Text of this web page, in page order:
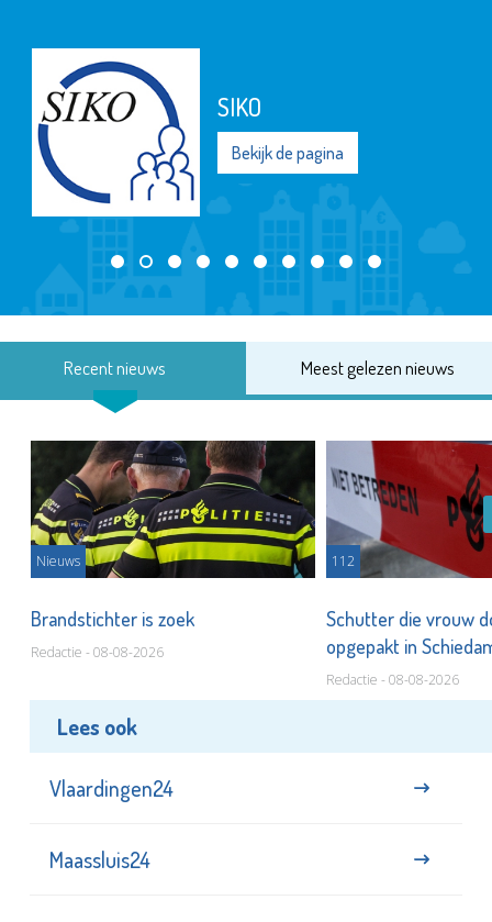
SIKO
Bekijk de pagina
Recent nieuws Meest gelezen nieuws
Nieuws
Brandstichter is zoek
Redactie - 08-08-2026
112
Schutter die vrouw
opgepakt in
Redactie - 08-08-2026
Lees ook
Vlaardingen24
Maassluis24